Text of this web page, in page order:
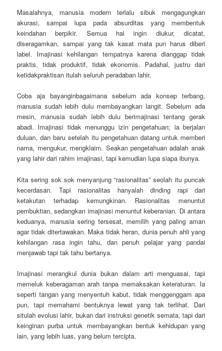
Masalahnya, manusia modern terlalu sibuk mengagungkan
akurasi, sampai lupa pada absurditas yang membentuk
keindahan berpikir. Semua hal ingin diukur, dicatat,
diseragamkan, sampai yang tak kasat mata pun harus diberi
label. Imajinasi kehilangan tempatnya karena dianggap tidak
praktis, tidak produktif, tidak ekonomis. Padahal, justru dari
ketidakpraktisan itulah seluruh peradaban lahir.
Coba aja bayanginbagaimana sebelum ada konsep terbang,
manusia sudah lebih dulu membayangkan langit. Sebelum ada
mesin, manusia sudah lebih dulu berimajinasi tentang gerak
abadi. Imajinasi tidak menunggu izin pengetahuan; ia berjalan
duluan, dan baru setelah itu pengetahuan datang untuk memberi
nama, mengukur, mengklaim. Seakan pengetahuan adalah anak
yang lahir dari rahim imajinasi, tapi kemudian lupa siapa ibunya.
Kita sering sok sok menyanjung “rasionalitas” seolah itu puncak
kecerdasan. Tapi rasionalitas hanyalah dinding rapi dari
ketakutan terhadap kemungkinan. Rasionalitas menuntut
pembuktian, sedangkan imajinasi menuntut keberanian. Di antara
keduanya, manusia sering tersesat, memilih yang paling aman
agar tidak ditertawakan. Maka tidak heran, dunia penuh ahli yang
kehilangan rasa ingin tahu, dan penuh pelajar yang pandai
menjawab tapi tak tahu bertanya.
Imajinasi merangkul dunia bukan dalam arti menguasai, tapi
memeluk keberagaman arah tanpa memaksakan keteraturan. Ia
seperti tangan yang menyentuh kabut, tidak menggenggam apa
pun, tapi memahami bentuknya lewat yang tak terlihat. Dari
situlah evolusi lahir, bukan dari instruksi genetik semata, tapi dari
keinginan purba untuk membayangkan bentuk kehidupan yang
lain, yang lebih luas, yang belum tercipta.